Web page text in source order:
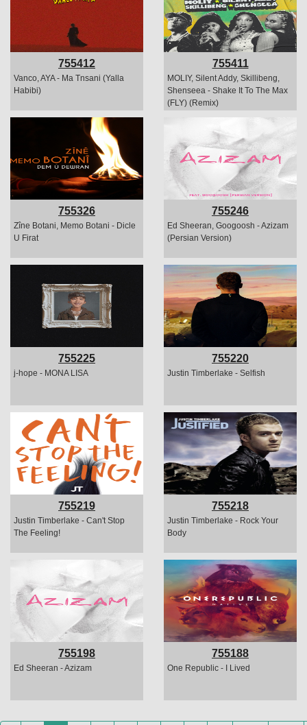
755412
Vanco, AYA - Ma Tnsani (Yalla
Habibi)
755411
MOLIY, Silent Addy, Skillibeng,
Shenseea - Shake It To The Max
(FLY) (Remix)
755326
Zîne Botani, Memo Botani - Dicle
U Firat
755246
Ed Sheeran, Googoosh - Azizam
(Persian Version)
755225
j-hope - MONA LISA
755220
Justin Timberlake - Selfish
755219
Justin Timberlake - Can't Stop
The Feeling!
755218
Justin Timberlake - Rock Your
Body
755198
Ed Sheeran - Azizam
755188
One Republic - I Lived